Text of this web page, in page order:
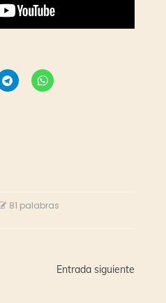
81 palabras
Entrada siguiente